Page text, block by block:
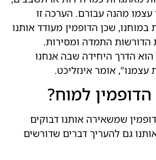
עצמו מהנה עבורם. הערכה זו
שכן הדופמין מעודד אותנו
הדורשות התמדה ומסירות.
הדרך היחידה שבה אנחנו
עצמנו", אומר אינזליכט.
למוח?
שמשאירה אותנו דבוקים
גם להעריך דברים שדורשים